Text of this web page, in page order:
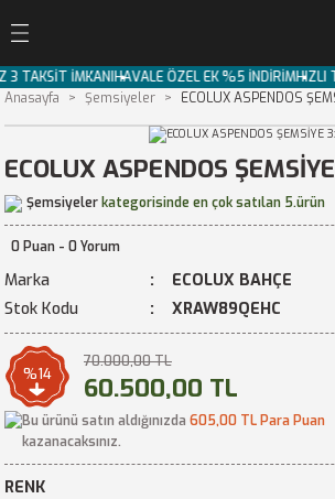
3 TAKSİT İMKANIHAVALE ÖZEL EK %5 İNDİRİM
Anasayfa
Şemsiyeler ECOLUX ASPENDOS
ECOLUX ASPENDOS
Şemsiyeler kategorisinde en çok satılan 5.ürün
0 Puan - 0 Yorum
Marka
ECOLUX BAHÇE
Stok Kodu
XRAW89QEHC
%14
70.000,00 TL
60.500,00 TL
Bu ürünü satın aldığınızda 605,00 TL Para Puan
kazanacaksınız.
RENK